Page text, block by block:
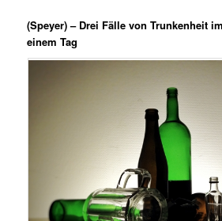
(Speyer) – Drei Fälle von Trunkenheit
einem Tag